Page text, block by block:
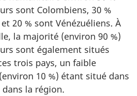
sont Colombiens, 30 %
20 % sont Vénézuéliens. À
la majorité (environ 90 %)
sont également situés
trois pays, un faible
10 %) étant situé dans
dans la région.